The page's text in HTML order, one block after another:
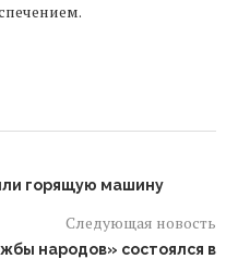
горящую машину
Следующая новость
народов» состоялся в